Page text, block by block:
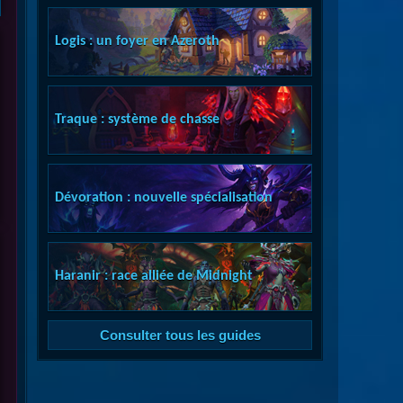
Logis : un foyer en Azeroth
Traque : système de chasse
Dévoration : nouvelle spécialisation
Haranir : race alliée de Midnight
Consulter tous les guides